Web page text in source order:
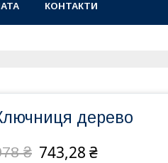
КОНТАКТИ
дерево
₴ 743,28 ₴